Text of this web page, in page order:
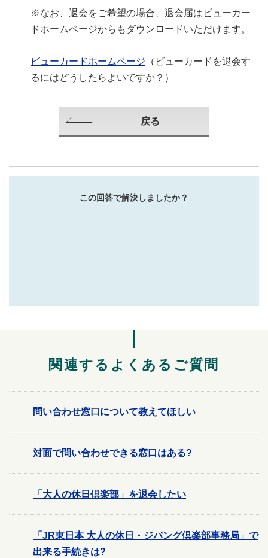
※なお、退会をご希望の場合、退会届はビューカー
ドホームページからもダウンロードいただけます。
ビューカードホームページ （ビューカードを退会す
るにはどうしたらよいですか？）
戻る
この回答で解決しましたか？
関連するよくあるご質問
問い合わせ窓口について教えてほしい
対面で問い合わせできる窓口はある?
「大人の休日倶楽部」を退会したい
「JR東日本 大人の休日・ジパング倶楽部事務局」で
出来る手続きは?